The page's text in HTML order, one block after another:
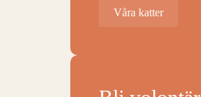
Våra katter